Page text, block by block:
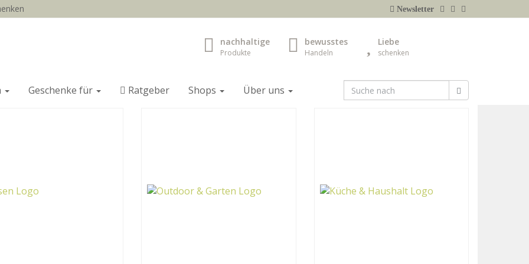
Newsletter
nachhaltige
Produkte
bewusstes
Handeln
Liebe
schenken
Geschenke für Ratgeber Shops Über uns